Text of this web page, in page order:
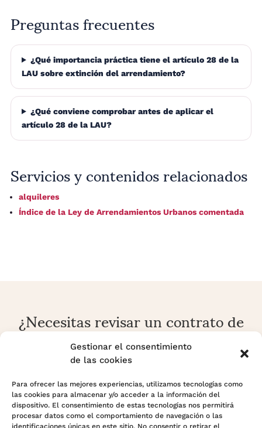
Gestionar el consentimiento
de las cookies
Para ofrecer las mejores experiencias, utilizamos tecnologías como
las cookies para almacenar y/o acceder a la información del
dispositivo. El consentimiento de estas tecnologías nos permitirá
procesar datos como el comportamiento de navegación o las
identificaciones únicas en este sitio. No consentir o retirar el
Preguntas frecuentes
¿Qué importancia práctica tiene el artículo 28 de la
LAU sobre extinción del arrendamiento?
¿Qué conviene comprobar antes de aplicar el
artículo 28 de la LAU?
Servicios y contenidos relacionados
alquileres
Índice de la Ley de Arrendamientos Urbanos comentada
¿Necesitas revisar un contrato de
alquiler o una reclamación
arrendaticia?
prórrogas, desahucios y conflictos sobre vivienda o local
con enfoque preventivo y estratégico.